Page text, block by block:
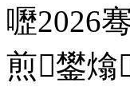
嚦2026
煎鐢熻